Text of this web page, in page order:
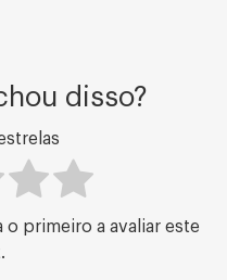
disso?
o primeiro a avaliar este